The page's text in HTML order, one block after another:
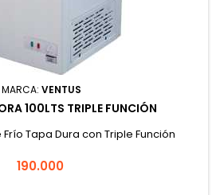
MARCA: VENTUS
100LTS TRIPLE FUNCIÓN
Tapa Dura con Triple Función
Precio
190.000